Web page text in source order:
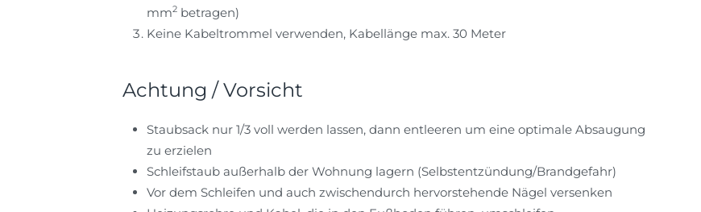
mm2 betragen)
Keine Kabeltrommel verwenden, Kabellänge max. 30 Meter
Achtung / Vorsicht
Staubsack nur 1/3 voll werden lassen, dann entleeren um eine optimale Absaugung
zu erzielen
Schleifstaub außerhalb der Wohnung lagern (Selbstentzündung/Brandgefahr)
Vor dem Schleifen und auch zwischendurch hervorstehende Nägel versenken